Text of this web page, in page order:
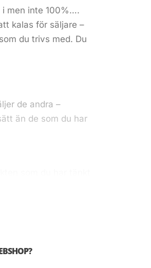
i men inte 100%….
kalas för säljare –
du trivs med. Du
de andra –
än de som du har